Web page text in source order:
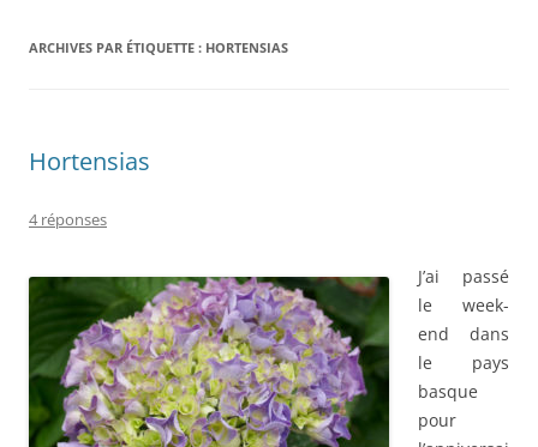
ARCHIVES PAR ÉTIQUETTE : HORTENSIAS
Hortensias
4 réponses
J’ai passé
le week-
end dans
le pays
basque
pour